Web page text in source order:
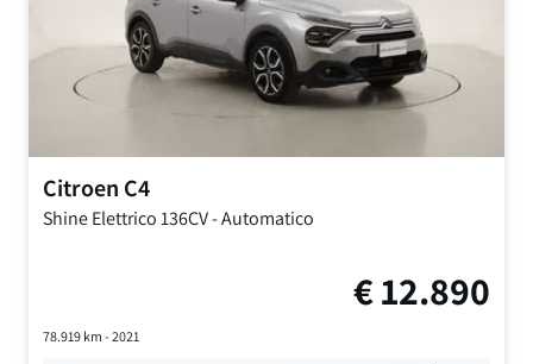
Citroen C4
ShineElettrico 136CV-Automatico
€12.890
78.919km - 2021